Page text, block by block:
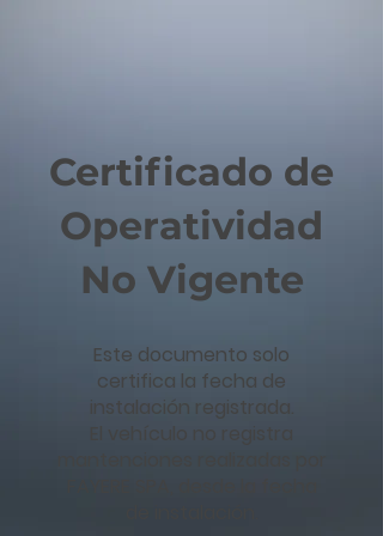
Certificado de
Operatividad
No Vigente
Este documento solo
certifica la fecha de
instalación registrada.
El vehículo no registra